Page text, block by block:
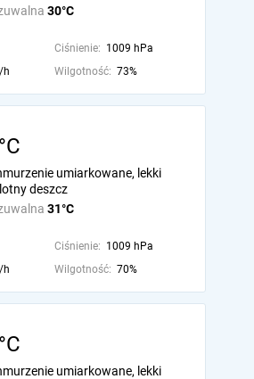
30°C
Ciśnienie: 1009 hPa
h Wilgotność: 73%
31°C
umiarkowane, lekki
deszcz
Ciśnienie: 1009 hPa
h Wilgotność: 70%
umiarkowane, lekki